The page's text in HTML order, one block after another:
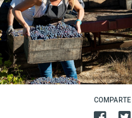
COMPARTE